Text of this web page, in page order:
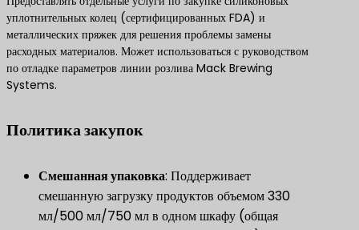
уплотнительных колец (сертифицированных FDA) и
металлических пряжек для решения проблемы замены
расходных материалов. Может использоваться с руководством
по отладке параметров линии розлива Mack Brewing
Systems.
Политика закупок
​Смешанная упаковка​​: Поддерживает
смешанную загрузку продуктов объемом 330
мл/500 мл/750 мл в одном шкафу (общая